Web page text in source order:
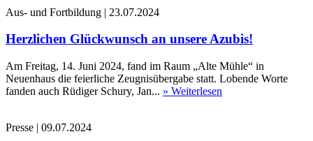
Aus- und Fortbildung | 23.07.2024
Herzlichen Glückwunsch an unsere Azubis!
Am Freitag, 14. Juni 2024, fand im Raum „Alte Mühle“ in
Neuenhaus die feierliche Zeugnisübergabe statt. Lobende Worte
fanden auch Rüdiger Schury, Jan... » Weiterlesen
Presse | 09.07.2024